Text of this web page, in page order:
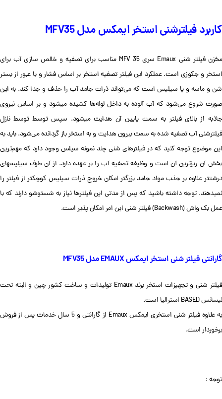
کاربرد فیلترشنی استخر ایمکس مدل MFV35
مخزن فیلتر شنی Emaux سری MFV 35 مناسب برای تصفیه و خالص سازی آب برای
استخر و جکوزی است. عملکرد این فیلتر تصفیه استخر بر اساس فشار و با عبور از بستر
شن و ماسه و یا سیلیس است که می‌تواند ذرات جامد آب را حذف و جدا کند. به این
صورت شروع می‌شود که آب آلوده به داخل لوله‌ها کشیده می‎شود و بر اساس نیروی
جاذبه از بالای فیلتر به سمت پایین آن هدایت می‎شود. سپس توسط توسط نازل
فیلترشنی آب تصفیه شده به سمت بیرون هدایت و به استخر باز گردانده می‌شود. باید به
این موضوع توجه کنید که در فیلترهای شنی چند نمونه سیلس وجود دارد که مهم‌ترین
بخش آن ریزترین آن است و وظیفه تصفیه آب را بر عهده دارد. از آن طرف سیلیس‎های
درشت‎تر علاوه بر جذب مواد جامد بزرگ‎تر امکان خروج ذرات سیلیس کوچک‎تر از فیلتر را
نمی‎دهند. توجه داشته باشید که پس از مدتی این فیلترها نیاز به شست‎وشو دارند که با
عمل بک واش (Backwash) فیلتر شنی این امر امکان پذیر است.
گارانتی فیلتر شنی استخر ایمکس EMAUX مدل MFV 35
فیلتر شنی و تجهیزات استخر برند Emaux تولیدات و ساخت کشور چین و البته تحت
لیسانس BASED استرالیا است.
به علاوه فیلتر شنی استخری ایمکس Emaux از گارانتی و 5 سال خدمات پس از فروش
برخوردار است.
توجه :